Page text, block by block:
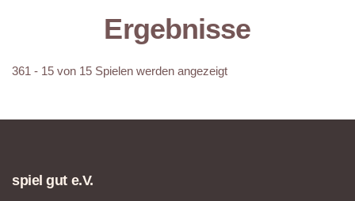
Ergebnisse
361 - 15 von 15 Spielen werden angezeigt
spiel gut e.V.